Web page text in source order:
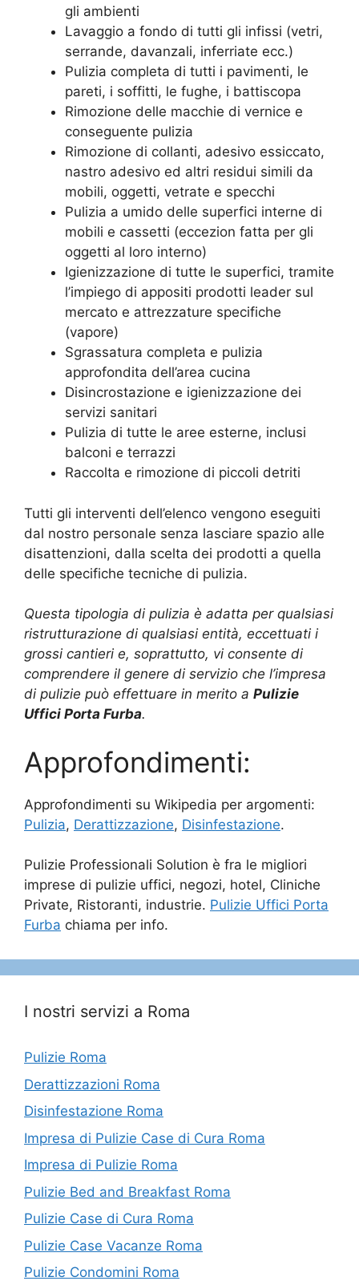
gli ambienti
Lavaggio a fondo di tutti gli infissi (vetri,
serrande, davanzali, inferriate ecc.)
Pulizia completa di tutti i pavimenti, le
pareti, i soffitti, le fughe, i battiscopa
Rimozione delle macchie di vernice e
conseguente pulizia
Rimozione di collanti, adesivo essiccato,
nastro adesivo ed altri residui simili da
mobili, oggetti, vetrate e specchi
Pulizia a umido delle superfici interne di
mobili e cassetti (eccezion fatta per gli
oggetti al loro interno)
Igienizzazione di tutte le superfici, tramite
l’impiego di appositi prodotti leader sul
mercato e attrezzature specifiche
(vapore)
Sgrassatura completa e pulizia
approfondita dell’area cucina
Disincrostazione e igienizzazione dei
servizi sanitari
Pulizia di tutte le aree esterne, inclusi
balconi e terrazzi
Raccolta e rimozione di piccoli detriti
Tutti gli interventi dell’elenco vengono eseguiti
dal nostro personale senza lasciare spazio alle
disattenzioni, dalla scelta dei prodotti a quella
delle specifiche tecniche di pulizia.
Questa tipologia di pulizia è adatta per qualsiasi
ristrutturazione di qualsiasi entità, eccettuati i
grossi cantieri e, soprattutto, vi consente di
comprendere il genere di servizio che l’impresa
di pulizie può effettuare in merito a Pulizie
Uffici Porta Furba.
Approfondimenti:
Approfondimenti su Wikipedia per argomenti:
Pulizia, Derattizzazione, Disinfestazione.
Pulizie Professionali Solution è fra le migliori
imprese di pulizie uffici, negozi, hotel, Cliniche
Private, Ristoranti, industrie. Pulizie Uffici Porta
Furba chiama per info.
I nostri servizi a Roma
Pulizie Roma
Derattizzazioni Roma
Disinfestazione Roma
Impresa di Pulizie Case di Cura Roma
Impresa di Pulizie Roma
Pulizie Bed and Breakfast Roma
Pulizie Case di Cura Roma
Pulizie Case Vacanze Roma
Pulizie Condomini Roma